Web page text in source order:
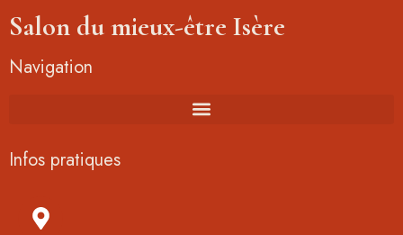
Salon du mieux-être Isère
Navigation
Infos pratiques